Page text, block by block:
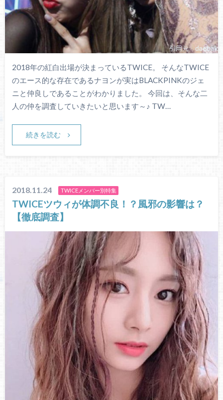
2018年の紅白出場が決まっているTWICE。 そんなTWICE
のエース的な存在であるナヨンが実はBLACKPINKのジェ
ニと仲良しであることがわかりました。 今回は、そんな二
人の仲を調査していきたいと思います～♪ TW…
続きを読む
2018.11.24 TWICEメンバー別特集
TWICEツウィが体調不良！？風邪の影響は？
【徹底調査】